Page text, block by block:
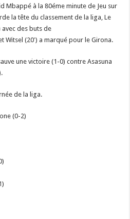
Mbappé à la 80éme minute de Jeu sur
la tête du classement de la liga, Le
des buts de
Witsel (20′) a marqué pour le Girona.
une victoire (1-0) contre Asasuna
de la liga.
(0-2)